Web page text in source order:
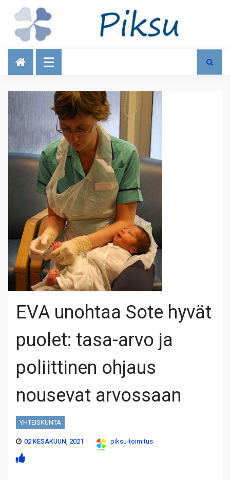
Talous
EVA unohtaa Sote hyvät
puolet: tasa-arvo ja
poliittinen ohjaus
nousevat arvossaan
YHTEISKUNTA
02 KESÄKUUN, 2021
piksu-toimitus